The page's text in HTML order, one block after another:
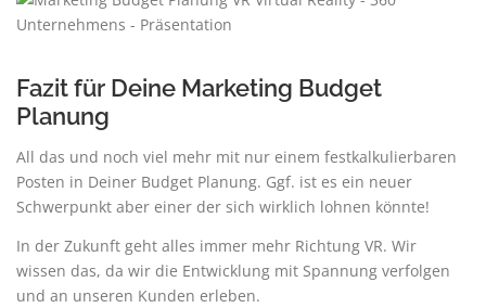
Fazit für Deine Marketing Budget
Planung
All das und noch viel mehr mit nur einem festkalkulierbaren
Posten in Deiner Budget Planung. Ggf. ist es ein neuer
Schwerpunkt aber einer der sich wirklich lohnen könnte!
In der Zukunft geht alles immer mehr Richtung VR. Wir
wissen das, da wir die Entwicklung mit Spannung verfolgen
und an unseren Kunden erleben.